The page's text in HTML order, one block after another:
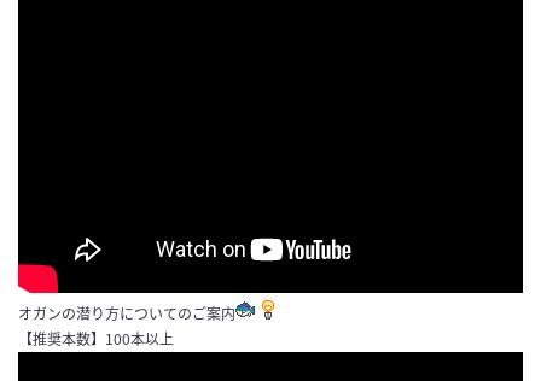
オガンの潜り方についてのご案内
【推奨本数】100本以上